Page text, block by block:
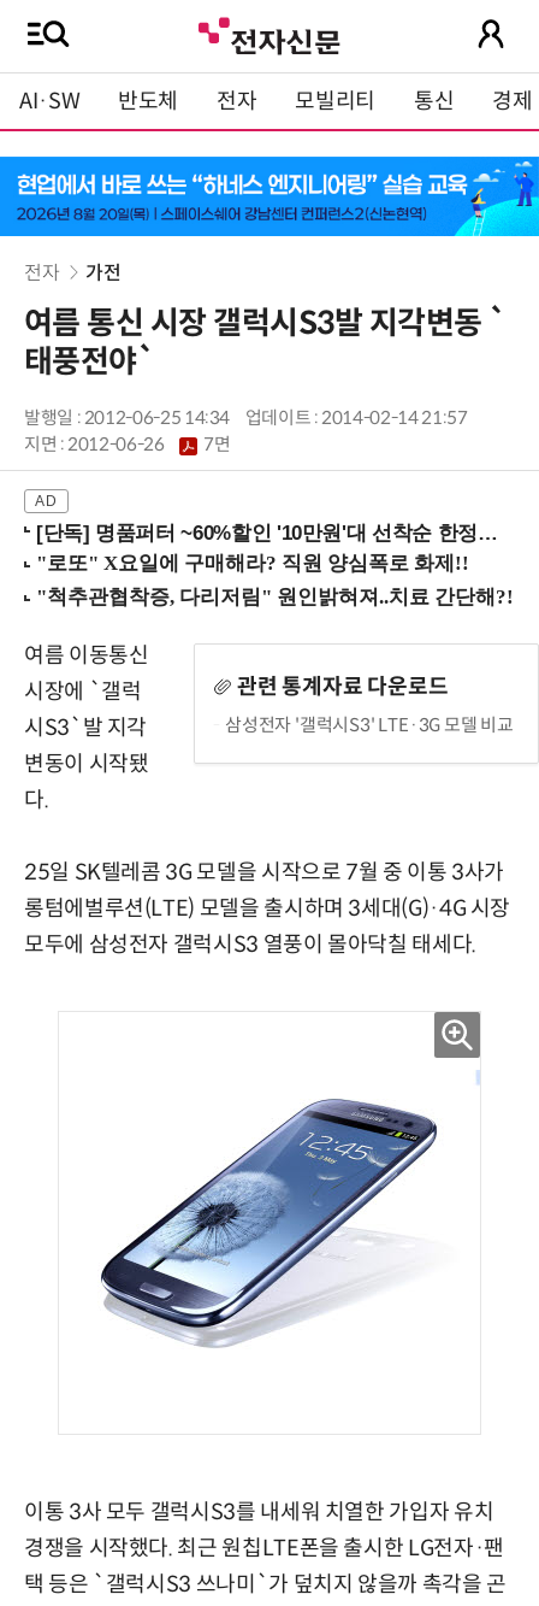
AI·SW 반도체 전자 모빌리티 통신 경제
전자 가전
여름 통신 시장 갤럭시S3발 지각변동 `
태풍전야`
발행일 : 2012-06-25 14:34
업데이트 : 2014-02-14 21:57
지면 :2012-06-26 7면
[단독] 명품퍼터 ~60%할인 '10만원'대 선착순 한정판매!
관련 통계자료 다운로드
삼성전자 '갤럭시S3' LTE·3G 모델 비교
여름 이동통신
시장에 `갤럭
시S3`발 지각
변동이 시작됐
다.
25일 SK텔레콤 3G 모델을 시작으로 7월 중 이통 3사가
롱텀에벌루션(LTE) 모델을 출시하며 3세대(G)·4G 시장
모두에 삼성전자 갤럭시S3 열풍이 몰아닥칠 태세다.
이통 3사 모두 갤럭시S3를 내세워 치열한 가입자 유치
경쟁을 시작했다. 최근 원칩LTE폰을 출시한 LG전자·팬
택 등은 `갤럭시S3 쓰나미`가 덮치지 않을까 촉각을 곤